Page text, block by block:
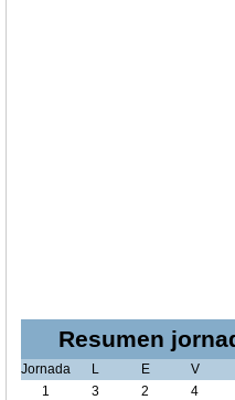
Resumen
Jornada L E V
1
3 2 4